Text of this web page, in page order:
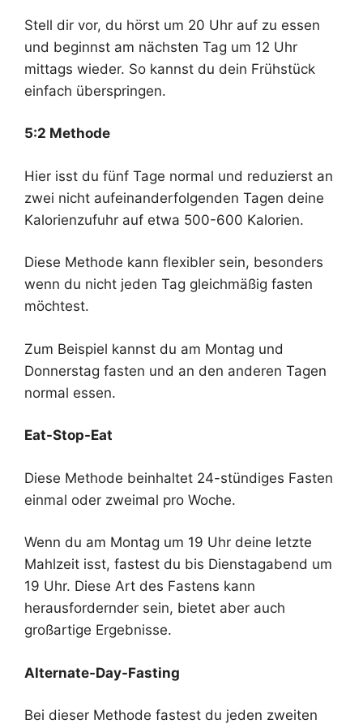
Stell dir vor, du hörst um 20 Uhr auf zu essen
und beginnst am nächsten Tag um 12 Uhr
mittags wieder. So kannst du dein Frühstück
einfach überspringen.
5:2 Methode
Hier isst du fünf Tage normal und reduzierst an
zwei nicht aufeinanderfolgenden Tagen deine
Kalorienzufuhr auf etwa 500-600 Kalorien.
Diese Methode kann flexibler sein, besonders
wenn du nicht jeden Tag gleichmäßig fasten
möchtest.
Zum Beispiel kannst du am Montag und
Donnerstag fasten und an den anderen Tagen
normal essen.
Eat-Stop-Eat
Diese Methode beinhaltet 24-stündiges Fasten
einmal oder zweimal pro Woche.
Wenn du am Montag um 19 Uhr deine letzte
Mahlzeit isst, fastest du bis Dienstagabend um
19 Uhr. Diese Art des Fastens kann
herausfordernder sein, bietet aber auch
großartige Ergebnisse.
Alternate-Day-Fasting
Bei dieser Methode fastest du jeden zweiten